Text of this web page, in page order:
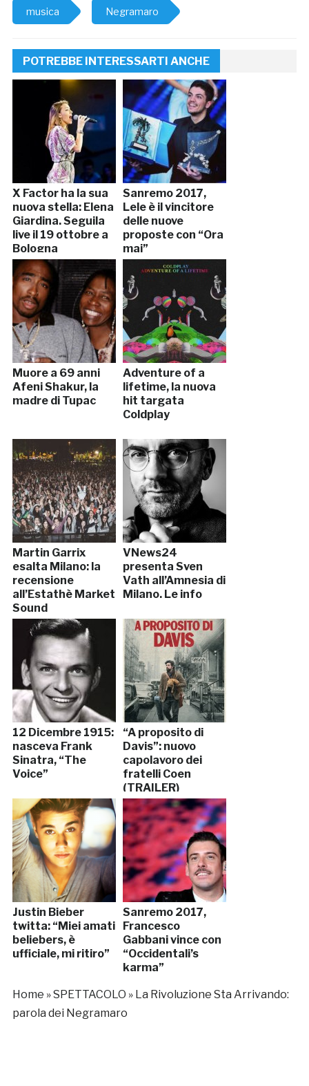
musica Negramaro
POTREBBE INTERESSARTI ANCHE
X Factor ha la sua
nuova stella: Elena
Giardina. Seguila
live il 19 ottobre a
Bologna
Sanremo 2017,
Lele è il vincitore
delle nuove
proposte con “Ora
mai”
Muore a 69 anni
Afeni Shakur, la
madre di Tupac
Adventure of a
lifetime, la nuova
hit targata
Coldplay
Martin Garrix
esalta Milano: la
recensione
all’Estathè Market
Sound
VNews24
presenta Sven
Vath all’Amnesia di
Milano. Le info
12 Dicembre 1915:
nasceva Frank
Sinatra, “The
Voice”
“A proposito di
Davis”: nuovo
capolavoro dei
fratelli Coen
(TRAILER)
Justin Bieber
twitta: “Miei amati
beliebers, è
ufficiale, mi ritiro”
Sanremo 2017,
Francesco
Gabbani vince con
“Occidentali’s
karma”
Home »SPETTACOLO » La Rivoluzione Sta Arrivando:
parola dei Negramaro